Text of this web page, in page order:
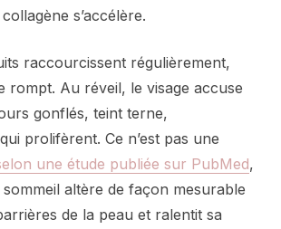
s’accélère.
raccourcissent régulièrement,
rompt. Au réveil, le visage accuse
gonflés, teint terne,
prolifèrent. Ce n’est pas une
une étude publiée sur PubMed,
altère de façon mesurable
de la peau et ralentit sa